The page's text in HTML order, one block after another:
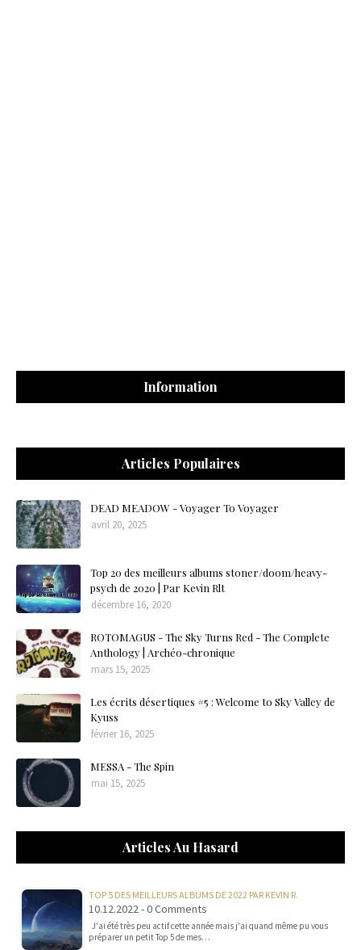
Information
Articles Populaires
DEAD MEADOW - Voyager To Voyager
avril 20, 2025
Top 20 des meilleurs albums stoner/doom/heavy-
psych de 2020 | Par Kevin Rlt
décembre 16, 2020
ROTOMAGUS - The Sky Turns Red - The Complete
Anthology | Archéo-chronique
mars 15, 2025
Les écrits désertiques #5 : Welcome to Sky Valley de
Kyuss
février 16, 2025
MESSA - The Spin
mai 15, 2025
Articles Au Hasard
TOP 5 DES MEILLEURS ALBUMS DE 2022 PAR KEVIN R.
10.12.2022 - 0 Comments
J'ai été très peu actif cette année mais j'ai quand même pu vous
préparer un petit Top 5 de mes…